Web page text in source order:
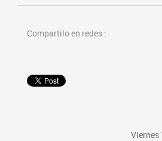
Compartilo en redes :
Viernes